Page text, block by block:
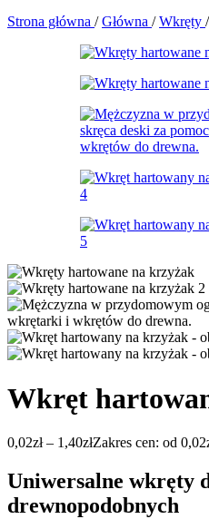
Strona główna / Główna / Wkręty /
Wkręt
0,02zł – 1,40złZakres cen: od
Uniwersalne wkręty
drewnopodobnych